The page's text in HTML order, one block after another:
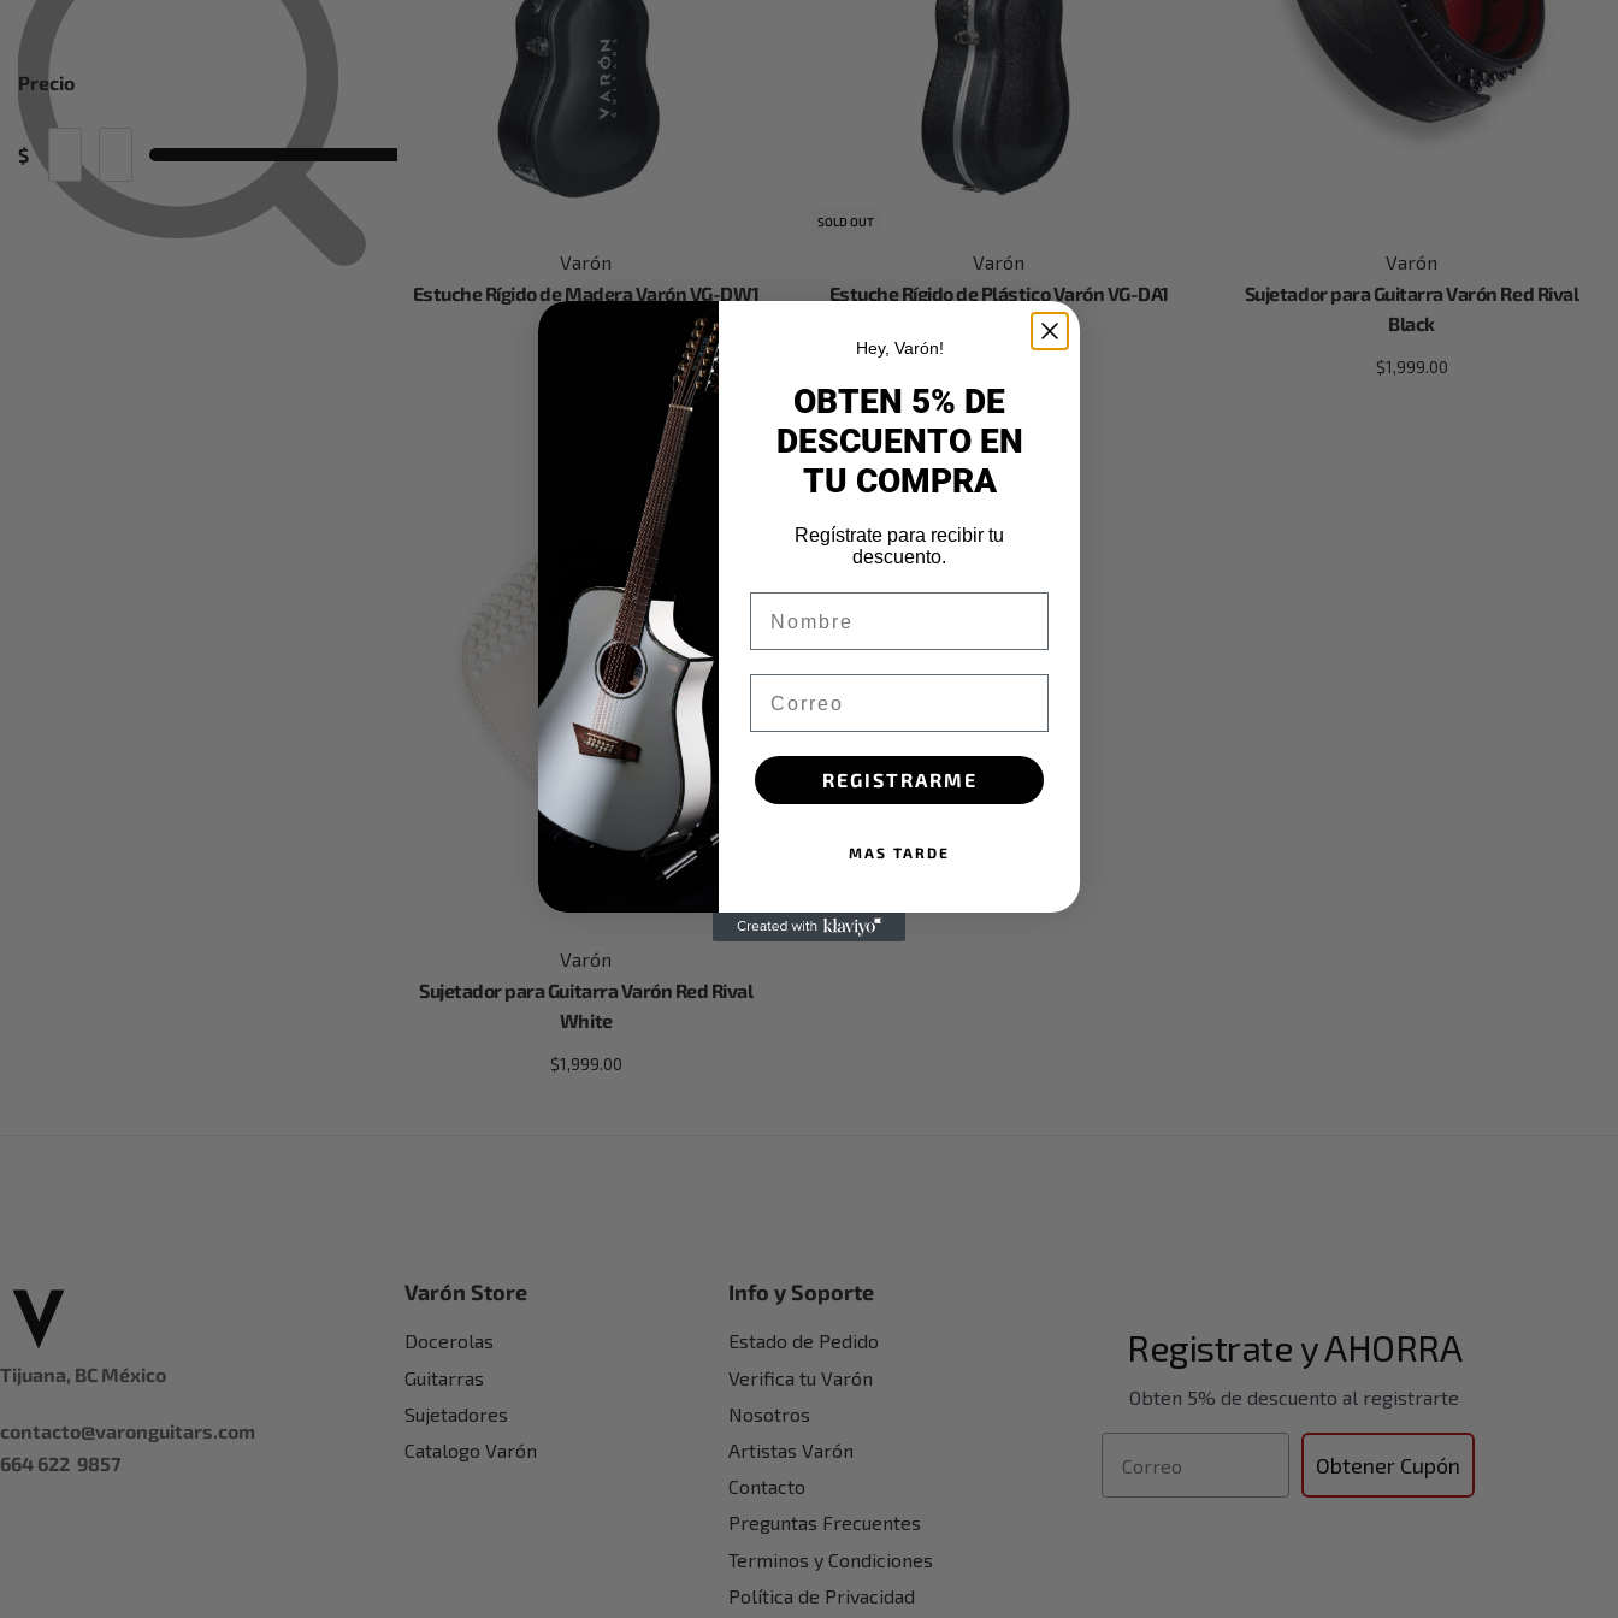
Precio
$
Varón
Estuche Rígido de Madera Varón VG-DW1
SOLD OUT
Varón
Estuche Rígido de Plástico Varón VG-DA1
Varón
Sujetador para Guitarra Varón Red Rival
Black
$1,999.00
Varón
Sujetador para Guitarra Varón Red Rival
White
$1,999.00
Tijuana, BC México
contacto@varonguitars.com
664 622 9857
Varón Store
Docerolas
Guitarras
Sujetadores
Catalogo Varón
Info y Soporte
Estado de Pedido
Verifica tu Varón
Nosotros
Artistas Varón
Contacto
Preguntas Frecuentes
Terminos y Condiciones
Política de Privacidad
Registrate y AHORRA
Obten 5% de descuento al registrarte
Obtener Cupón
Hey, Varón!
OBTEN 5% DE
DESCUENTO EN
TU COMPRA
Regístrate para recibir tu
descuento.
REGISTRARME
MAS TARDE